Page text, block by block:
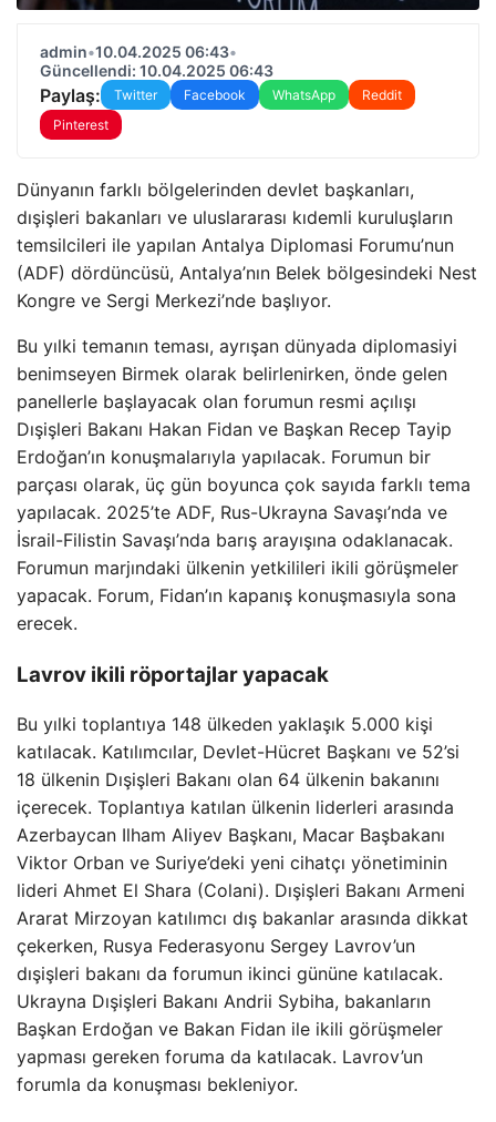
admin•10.04.2025 06:43•
Güncellendi: 10.04.2025 06:43
Paylaş: Twitter Facebook WhatsApp
Reddit
Pinterest
Dünyanın farklı bölgelerinden devlet başkanları,
dışişleri bakanları ve uluslararası kıdemli kuruluşların
temsilcileri ile yapılan Antalya Diplomasi Forumu’nun
(ADF) dördüncüsü, Antalya’nın Belek bölgesindeki Nest
Kongre ve Sergi Merkezi’nde başlıyor.
Bu yılki temanın teması, ayrışan dünyada diplomasiyi
benimseyen Birmek olarak belirlenirken, önde gelen
panellerle başlayacak olan forumun resmi açılışı
Dışişleri Bakanı Hakan Fidan ve Başkan Recep Tayip
Erdoğan’ın konuşmalarıyla yapılacak. Forumun bir
parçası olarak, üç gün boyunca çok sayıda farklı tema
yapılacak. 2025’te ADF, Rus-Ukrayna Savaşı’nda ve
İsrail-Filistin Savaşı’nda barış arayışına odaklanacak.
Forumun marjındaki ülkenin yetkilileri ikili görüşmeler
yapacak. Forum, Fidan’ın kapanış konuşmasıyla sona
erecek.
Lavrov ikili röportajlar yapacak
Bu yılki toplantıya 148 ülkeden yaklaşık 5.000 kişi
katılacak. Katılımcılar, Devlet-Hücret Başkanı ve 52’si
18 ülkenin Dışişleri Bakanı olan 64 ülkenin bakanını
içerecek. Toplantıya katılan ülkenin liderleri arasında
Azerbaycan Ilham Aliyev Başkanı, Macar Başbakanı
Viktor Orban ve Suriye’deki yeni cihatçı yönetiminin
lideri Ahmet El Shara (Colani). Dışişleri Bakanı Armeni
Ararat Mirzoyan katılımcı dış bakanlar arasında dikkat
çekerken, Rusya Federasyonu Sergey Lavrov’un
dışişleri bakanı da forumun ikinci gününe katılacak.
Ukrayna Dışişleri Bakanı Andrii Sybiha, bakanların
Başkan Erdoğan ve Bakan Fidan ile ikili görüşmeler
yapması gereken foruma da katılacak. Lavrov’un
forumla da konuşması bekleniyor.